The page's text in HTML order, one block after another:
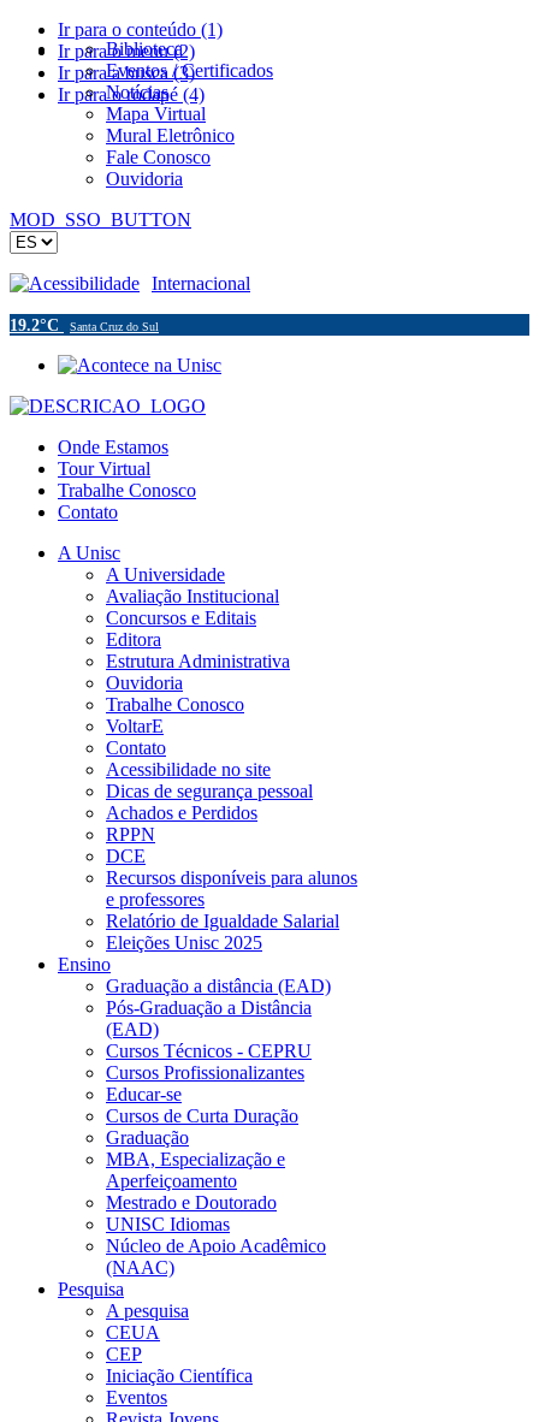
Ir para o conteúdo (1)
Ir para o menu (2)
Ir para a busca (3)
Ir para o rodapé (4)
Biblioteca
Eventos / Certificados
Notícias
Mapa Virtual
Mural Eletrônico
Fale Conosco
Ouvidoria
MOD_SSO_BUTTON
Acessibilidade Internacional
19.2°C Santa Cruz do Sul
Onde Estamos
Tour Virtual
Trabalhe Conosco
Contato
A Unisc
A Universidade
Avaliação Institucional
Concursos e Editais
Editora
Estrutura Administrativa
Ouvidoria
Trabalhe Conosco
VoltarE
Contato
Acessibilidade no site
Dicas de segurança pessoal
Achados e Perdidos
RPPN
DCE
Recursos disponíveis para alunos
e professores
Relatório de Igualdade Salarial
Eleições Unisc 2025
Ensino
Graduação a distância (EAD)
Pós-Graduação a Distância
(EAD)
Cursos Técnicos - CEPRU
Cursos Profissionalizantes
Educar-se
Cursos de Curta Duração
Graduação
MBA, Especialização e
Aperfeiçoamento
Mestrado e Doutorado
UNISC Idiomas
Núcleo de Apoio Acadêmico
(NAAC)
Pesquisa
A pesquisa
CEUA
CEP
Iniciação Científica
Eventos